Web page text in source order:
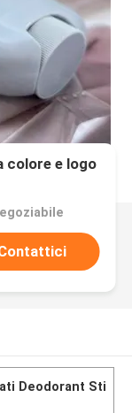
colore e logo
Deodorant Sti